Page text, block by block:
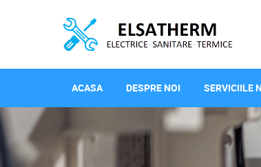
ACASA DESPRE NOI SERVICIILE